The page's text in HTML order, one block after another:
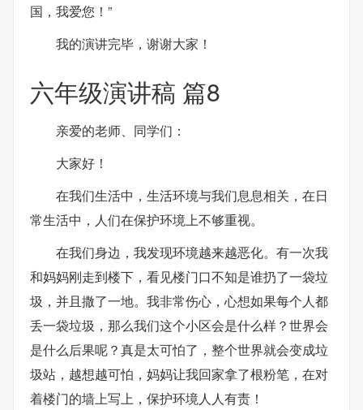
国，我爱您！”
我的演讲完毕，谢谢大家！
六年级演讲稿 篇8
亲爱的老师、同学们：
大家好！
在我们生活中，生活环境与我们息息相关，在日
常生活中，人们在保护环境上不够重视。
在我们身边，我发现环境越来越恶化。有一次我
和妈妈刚走到楼下，看见楼门口不知是谁扔了一袋垃
圾，并且撒了一地。我非常伤心，心想如果每个人都
丢一袋垃圾，那么我们这个小区会是什么样？世界会
是什么后果呢？真是太可怕了，整个世界就会变成垃
圾站，越想越可怕，妈妈让我回家拿了根粉笔，在对
着楼门的墙上写上，保护环境人人有责！